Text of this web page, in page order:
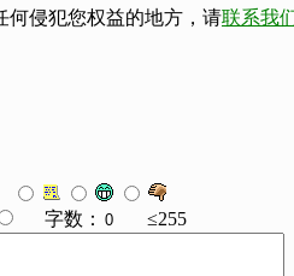
何侵犯您权益的地方，请联系我
字数： ≤255